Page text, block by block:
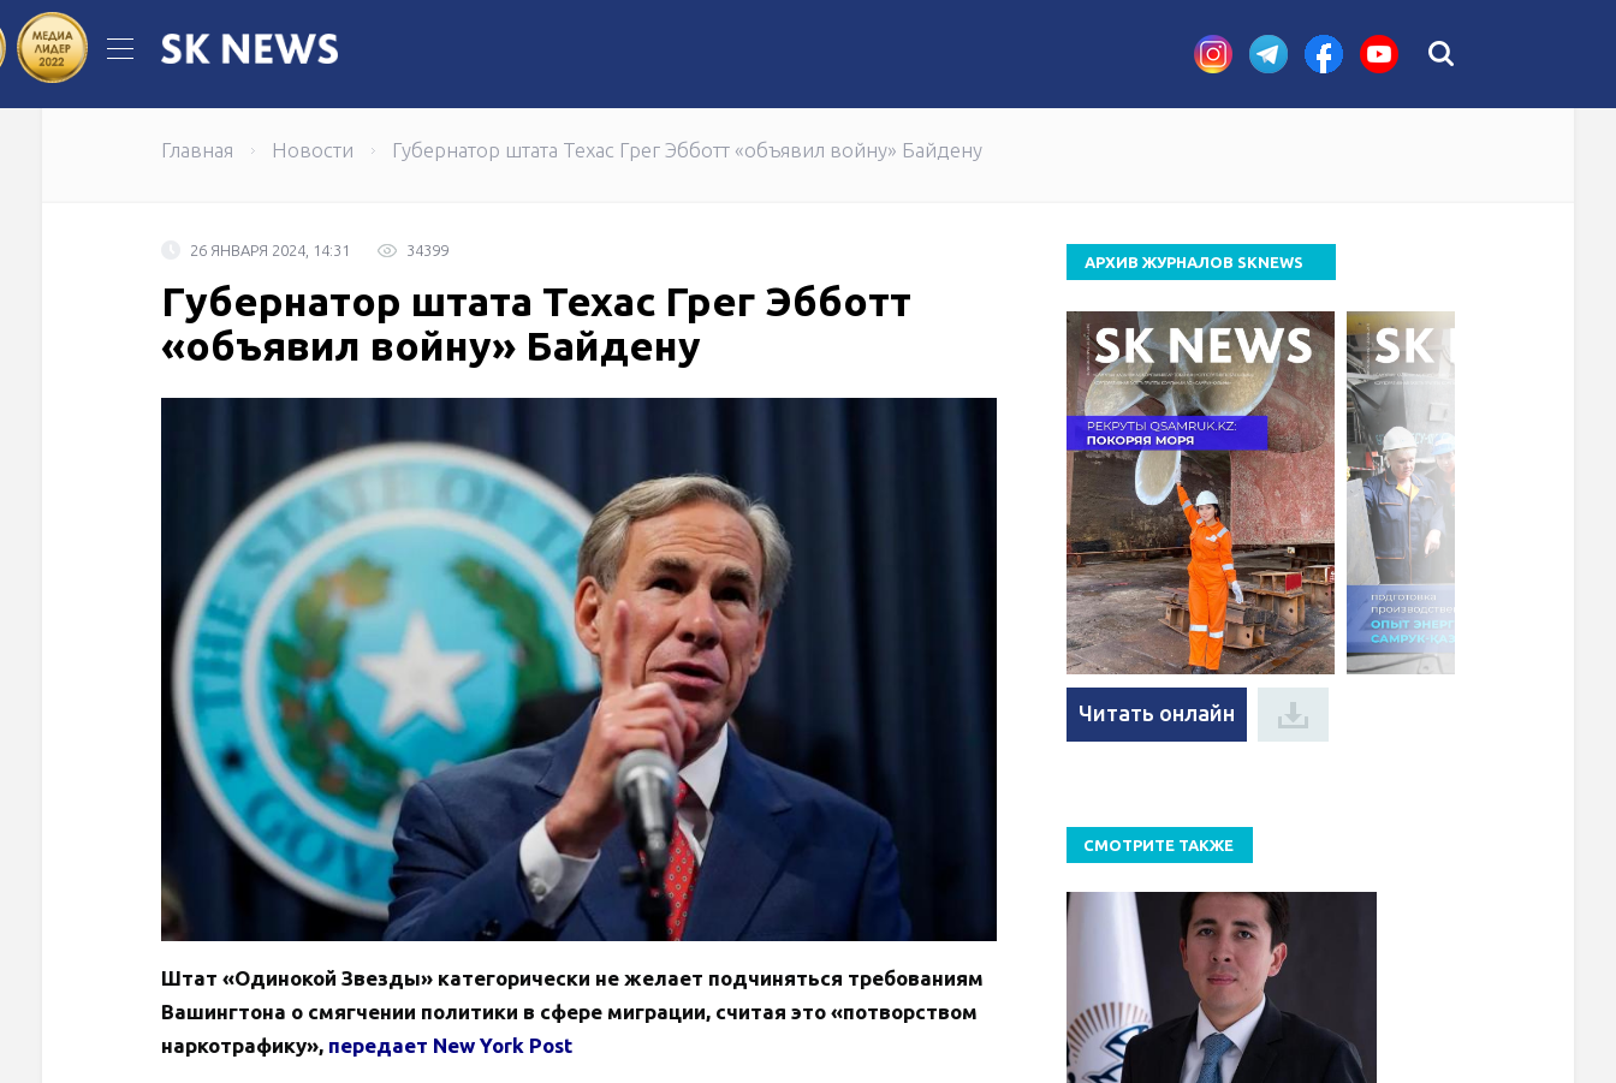
КазТрансОйл: новое назначение
Главная Новости Губернатор штата Техас Грег Эбботт «объявил войну» Байдену
26 ЯНВАРЯ 2024, 14:31 34399
Губернатор штата Техас Грег Эбботт
«объявил войну» Байдену
Штат «Одинокой Звезды» категорически не желает подчиняться требованиям
Вашингтона о смягчении политики в сфере миграции, считая это «потворством
наркотрафику», передает New York Post
АРХИВ ЖУРНАЛОВ SKNEWS
Читать онлайн
СМОТРИТЕ ТАКЖЕ